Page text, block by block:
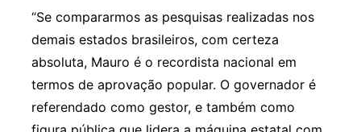
“Se compararmos as pesquisas realizadas nos
demais estados brasileiros, com certeza
absoluta, Mauro é o recordista nacional em
termos de aprovação popular. O governador é
referendado como gestor, e também como